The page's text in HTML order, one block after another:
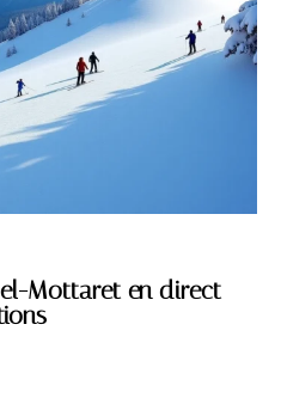
Mottaret en direct